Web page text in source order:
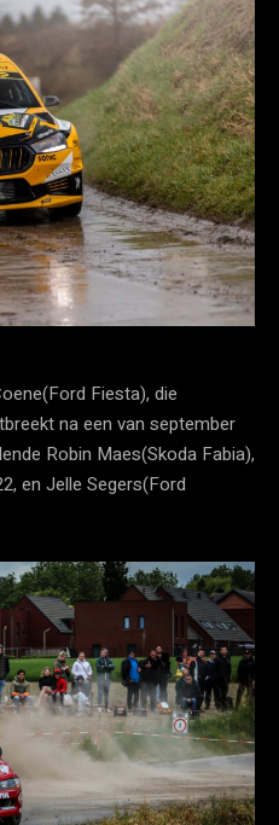
Fiesta), die
na een van september
Robin Maes(Skoda Fabia),
en Jelle Segers(Ford